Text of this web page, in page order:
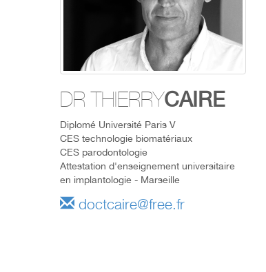
DR THIERRYCAIRE
Diplomé Université Paris V
CES technologie biomatériaux
CES parodontologie
Attestation d'enseignement universitaire
en implantologie - Marseille
doctcaire@free.fr